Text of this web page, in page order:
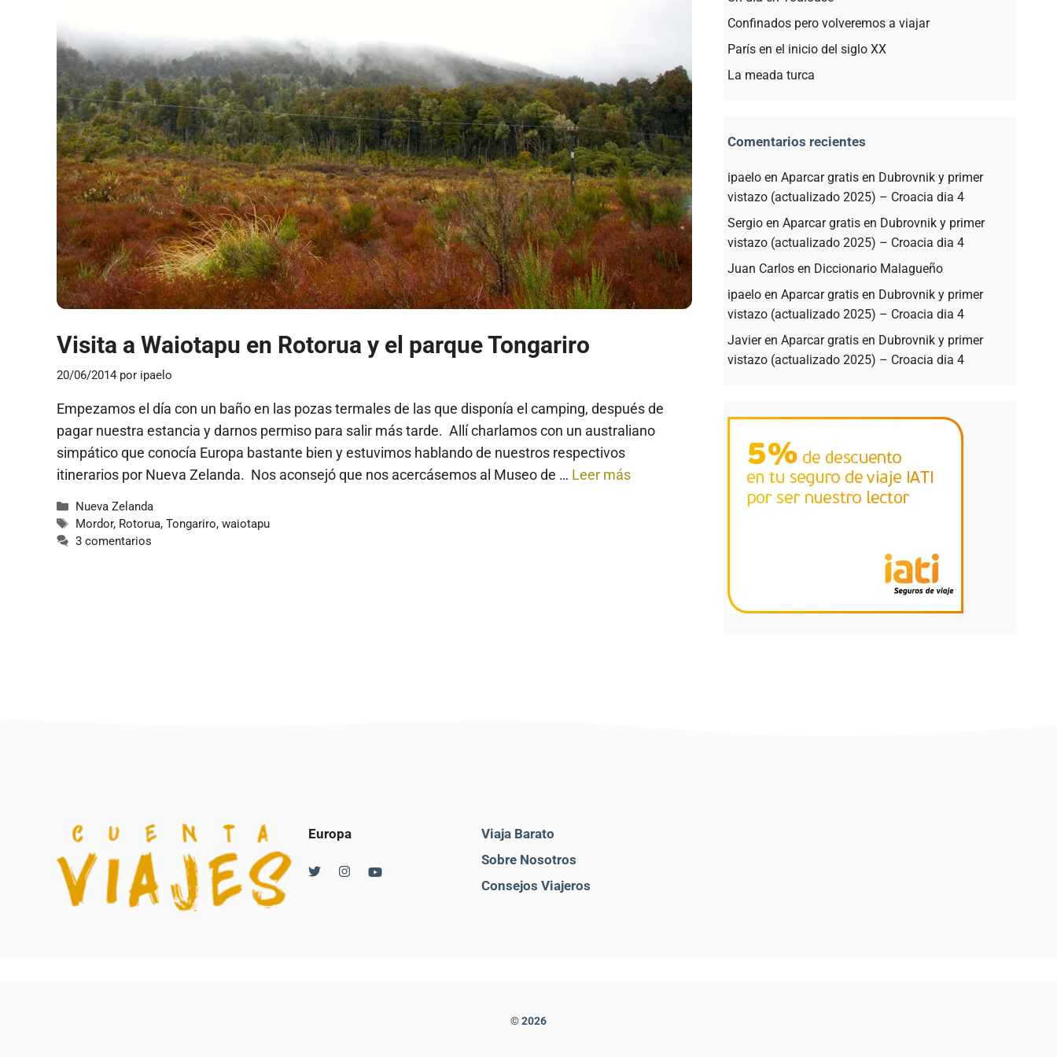
Visita a Waiotapu en Rotorua y el parque Tongariro
20/06/2014 por ipaelo
Empezamos el día con un baño en las pozas termales de las que disponía el camping, después de
pagar nuestra estancia y darnos permiso para salir más tarde. Allí charlamos con un australiano
simpático que conocía Europa bastante bien y estuvimos hablando de nuestros respectivos
itinerarios por Nueva Zelanda. Nos aconsejó que nos acercásemos al Museo de … Leer más
Categorías
Nueva Zelanda
Etiquetas
Mordor, Rotorua,Tongariro,waiotapu
3 comentarios
Confinados pero volveremos a viajar
París en el inicio del siglo XX
La meada turca
Comentarios recientes
ipaelo en Aparcar gratis en Dubrovnik y primer
vistazo (actualizado 2025) – Croacia dia 4
Sergio en Aparcar gratis en Dubrovnik y primer
vistazo (actualizado 2025) – Croacia dia 4
Juan Carlos en Diccionario Malagueño
ipaelo en Aparcar gratis en Dubrovnik y primer
vistazo (actualizado 2025) – Croacia dia 4
Javieren Aparcar gratis en Dubrovnik y primer
vistazo (actualizado 2025) – Croacia dia 4
Europa
Viaja Barato
Sobre Nosotros
Consejos Viajeros
© 2026